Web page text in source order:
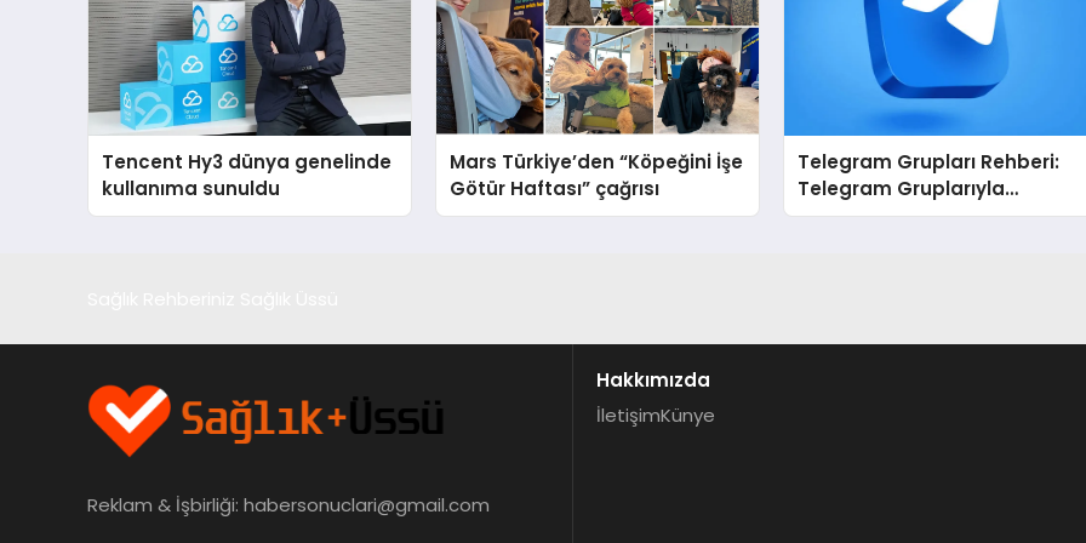
Tencent Hy3 dünya genelinde
kullanıma sunuldu
Mars Türkiye’den “Köpeğini İşe
Götür Haftası” çağrısı
Telegram Grupları Rehberi:
Telegram Gruplarıyla
Markanızı veya
Reklam & İşbirliği: habersonuclari@gmail.com
Hakkımızda
İletişimKünye